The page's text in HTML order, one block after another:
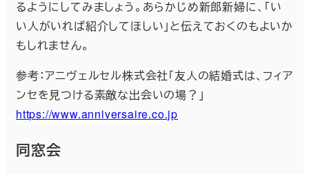
るようにしてみましょう。あらかじめ新郎新婦に、「い
い人がいれば紹介してほしい」と伝えておくのもよいか
もしれません。
参考：アニヴェルセル株式会社「友人の結婚式は、フィア
ンセを見つける素敵な出会いの場？」
https://www.anniversaire.co.jp
同窓会